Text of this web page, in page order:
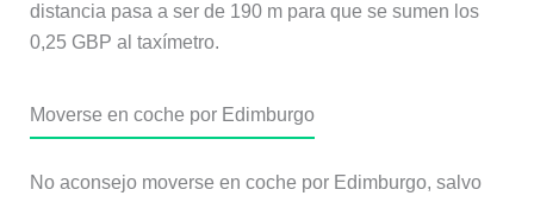
distancia pasa a ser de 190 m para que se sumen los
0,25 GBP al taxímetro.
Moverse en coche por Edimburgo
No aconsejo moverse en coche por Edimburgo, salvo